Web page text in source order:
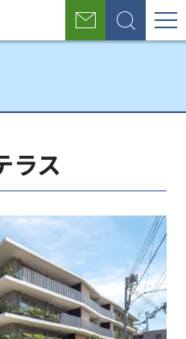
お
問
検
索
ラス